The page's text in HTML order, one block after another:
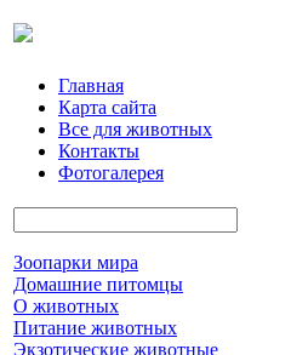
Главная
Карта сайта
Все для животных
Контакты
Фотогалерея
Зоопарки мира
Домашние питомцы
О животных
Питание животных
Экзотические животные